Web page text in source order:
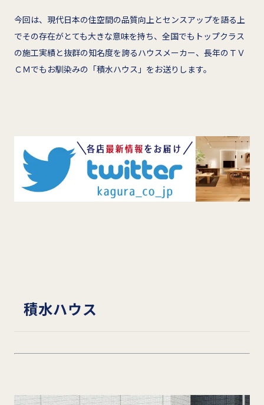
今回は、現代日本の住空間の品質向上とセンスアップを語る上
でその存在がとても大きな意味を持ち、全国でもトップクラス
の施工実績と抜群の知名度を誇るハウスメーカー、長年のＴＶ
ＣＭでもお馴染みの「積水ハウス」をお送りします。
積水ハウス